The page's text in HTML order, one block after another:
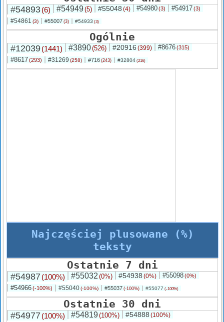
#54893(6) #54949(5) #55048 (4) #54980(3) #54917(3)
#54861 (3) #55007 (3) #54933 (3)
Ogólnie
#12039(1441) #3890(526) #20916 (399) #8676(315)
#8617(293) #31269 (258) #716 (243) #32804 (216)
Najczęściej plusowane (%)
teksty
Ostatnie 7 dni
#54987 (100%) #55032 (0%) #54938 (0%) #55098(0%)
#54966(-100%) #55040(-100%) #55037 (-100%) #55077 (-100%)
Ostatnie 30 dni
#54977 (100%) #54819(100%) #54888 (100%)